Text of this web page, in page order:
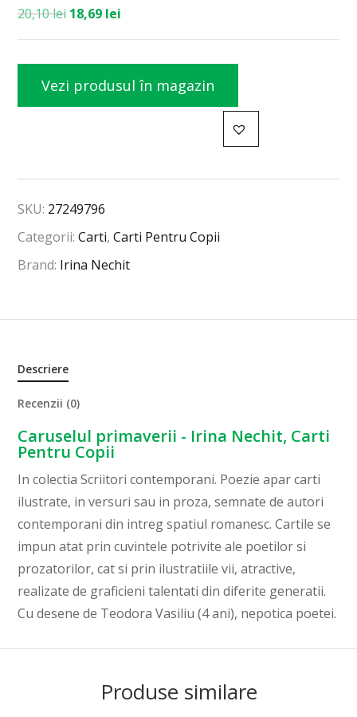
20,10lei 18,69 lei
Vezi produsul în magazin
SKU: 27249796
Categorii:Carti,Carti Pentru Copii
Brand: Irina Nechit
Descriere
Recenzii (0)
Caruselul primaverii - Irina Nechit, Carti
Pentru Copii
In colectia Scriitori contemporani. Poezie apar carti
ilustrate, in versuri sau in proza, semnate de autori
contemporani din intreg spatiul romanesc. Cartile se
impun atat prin cuvintele potrivite ale poetilor si
prozatorilor, cat si prin ilustratiile vii, atractive,
realizate de graficieni talentati din diferite generatii.
Cu desene de Teodora Vasiliu (4 ani), nepotica poetei.
Produse similare